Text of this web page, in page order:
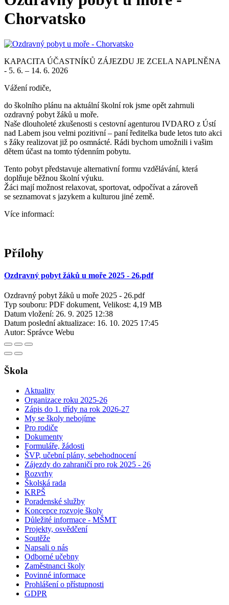
Chorvatsko
KAPACITA ÚČASTNÍKŮ ZÁJEZDU JE ZCELA NAPLNĚNA
- 5. 6. – 14. 6. 2026
Vážení rodiče,
do školního plánu na aktuální školní rok jsme opět zahrnuli
ozdravný pobyt žáků u moře.
Naše dlouholeté zkušenosti s cestovní agenturou IVDARO z Ústí
nad Labem jsou velmi pozitivní – paní ředitelka bude letos tuto akci
s žáky realizovat již po osmnácté. Rádi bychom umožnili i vašim
dětem účast na tomto týdenním pobytu.
Tento pobyt představuje alternativní formu vzdělávání, která
doplňuje běžnou školní výuku.
Žáci mají možnost relaxovat, sportovat, odpočívat a zároveň
se seznamovat s jazykem a kulturou jiné země.
Více informací:
Přílohy
Ozdravný pobyt žáků u moře 2025 - 26.pdf
Ozdravný pobyt žáků u moře 2025 - 26.pdf
Typ souboru: PDF dokument, Velikost: 4,19 MB
Datum vložení: 26. 9. 2025 12:38
Datum poslední aktualizace: 16. 10. 2025 17:45
Autor: Správce Webu
Škola
Aktuality
Organizace roku 2025-26
Zápis do 1. třídy na rok 2026-27
My se školy nebojíme
Pro rodiče
Dokumenty
Formuláře, žádosti
ŠVP, učební plány, sebehodnocení
Zájezdy do zahraničí pro rok 2025 - 26
Rozvrhy
Školská rada
KRPŠ
Poradenské služby
Koncepce rozvoje školy
Důležité informace - MŠMT
Projekty, osvědčení
Soutěže
Napsali o nás
Odborné učebny
Zaměstnanci školy
Povinné informace
Prohlášení o přístupnosti
GDPR